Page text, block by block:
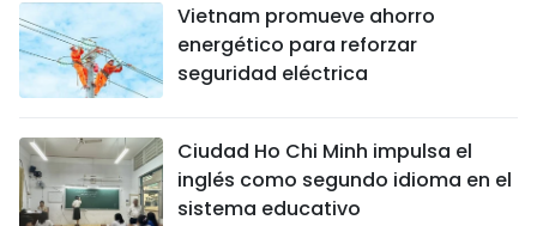
Vietnam promueve ahorro
energético para reforzar
seguridad eléctrica
Ciudad Ho Chi Minh impulsa el
inglés como segundo idioma en el
sistema educativo